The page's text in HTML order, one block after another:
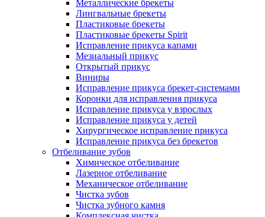
Металлические брекеты
Лингвальные брекеты
Пластиковые брекеты
Пластиковые брекеты Spirit
Исправление прикуса капами
Мезиальный прикус
Открытый прикус
Виниры
Исправление прикуса брекет-системами
Коронки для исправления прикуса
Исправление прикуса у взрослых
Исправление прикуса у детей
Хирургическое исправление прикуса
Исправление прикуса без брекетов
Отбеливание зубов
Химическое отбеливание
Лазерное отбеливание
Механическое отбеливание
Чистка зубов
Чистка зубного камня